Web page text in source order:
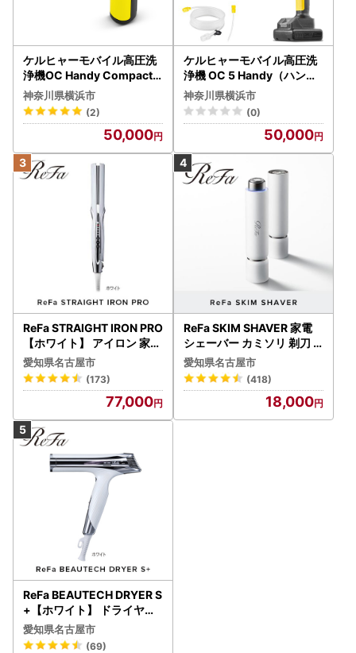
ケルヒャーモバイル高圧洗
浄機OC Handy Compact
（ハンディエア） APV000
7
神奈川県横浜市
(2)
50,000
ケルヒャーモバイル高圧洗
浄機 OC 5 Handy（ハンデ
ィジェット） APV0006
神奈川県横浜市
(0)
50,000
ReFa STRAIGHT IRON PRO
【ホワイト】 アイロン 家電
美容 リファ アイロン
愛知県名古屋市
(173)
77,000
ReFa SKIM SHAVER 家電
シェーバー カミソリ 剃刀
シェーバー
愛知県名古屋市
(418)
18,000
ReFa BEAUTECH DRYER S
+【ホワイト】 ドライヤー
美容 家電 ドライヤー リフ
ァ
愛知県名古屋市
(69)